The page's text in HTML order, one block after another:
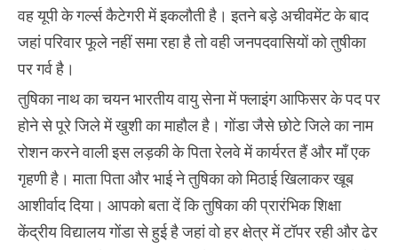
वह यूपी के गर्ल्स कैटेगरी में इकलौती है। इतने बड़े अचीवमेंट के बाद
जहां परिवार फूले नहीं समा रहा है तो वही जनपदवासियों को तुषीका
पर गर्व है।
तुषिका नाथ का चयन भारतीय वायु सेना में फ्लाइंग आफिसर के पद पर
होने से पूरे जिले में खुशी का माहौल है। गोंडा जैसे छोटे जिले का नाम
रोशन करने वाली इस लड़की के पिता रेलवे में कार्यरत हैं और माँ एक
गृहणी है। माता पिता और भाई ने तुषिका को मिठाई खिलाकर खूब
आशीर्वाद दिया। आपको बता दें कि तुषिका की प्रारंभिक शिक्षा
केंद्रीय विद्यालय गोंडा से हुई है जहां वो हर क्षेत्र में टॉपर रही और ढेर